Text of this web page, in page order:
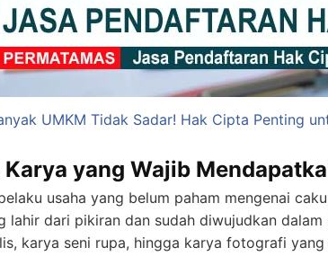
UMKM Tidak Sadar! Hak Cipta Penting
yang Wajib
usaha yang belum paham mengenai
lahir dari pikiran dan sudah diwujudkan
karya seni rupa, hingga karya fotografi